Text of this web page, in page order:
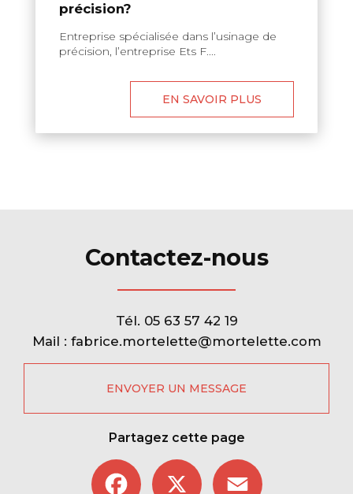
précision?
Entreprise spécialisée dans l’usinage de
précision, l’entreprise Ets F....
EN SAVOIR PLUS
Contactez-nous
Tél. 05 63 57 42 19
Mail : fabrice.mortelette@mortelette.com
ENVOYER UN MESSAGE
Partagez cette page
Facebook